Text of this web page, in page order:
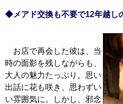
◆メアド交換も不要で12年越し
お店で再会した彼は、当
時の面影を残しながらも、
大人の魅力たっぷり。思い
出話に花も咲き、思わずい
い雰囲気に。しかし、邪念